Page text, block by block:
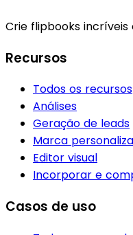
Crie flipbooks incríveis
Recursos
Todos os recursos
Análises
Geração de leads
Marca
Editor visual
Incorporar e
Casos de uso